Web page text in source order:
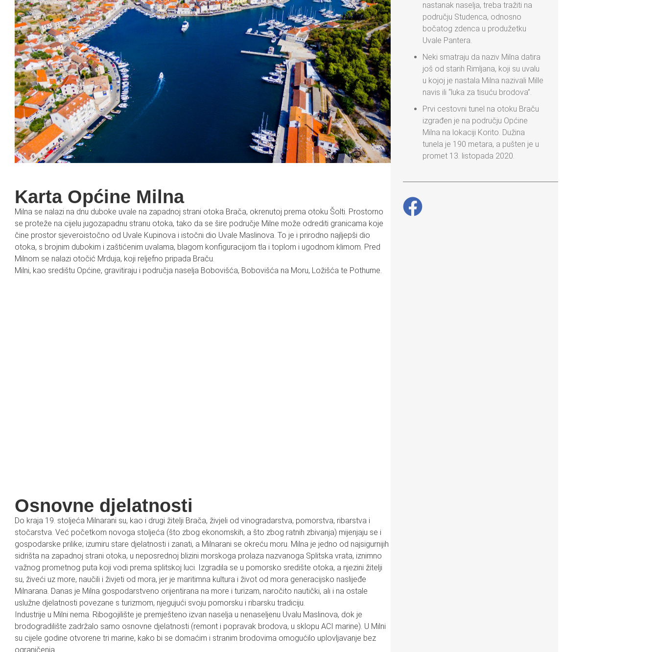
Karta Općine Milna
Milna se nalazi na dnu duboke uvale na zapadnoj strani otoka Brača, okrenutoj prema otoku Šolti. Prostorno
se proteže na cijelu jugozapadnu stranu otoka, tako da se šire područje Milne može odrediti granicama koje
čine prostor sjeveroistočno od Uvale Kupinova i istočni dio Uvale Maslinova. To je i prirodno najljepši dio
otoka, s brojnim dubokim i zaštićenim uvalama, blagom konfiguracijom tla i toplom i ugodnom klimom. Pred
Milnom se nalazi otočić Mrduja, koji reljefno pripada Braču.
Milni, kao središtu Općine, gravitiraju i područja naselja Bobovišća, Bobovišća na Moru, Ložišća te Pothume.
Osnovne djelatnosti
Do kraja 19. stoljeća Milnarani su, kao i drugi žitelji Brača, živjeli od vinogradarstva, pomorstva, ribarstva i
stočarstva. Već početkom novoga stoljeća (što zbog ekonomskih, a što zbog ratnih zbivanja) mijenjaju se i
gospodarske prilike; izumiru stare djelatnosti i zanati, a Milnarani se okreću moru. Milna je jedno od najsigurnijih
sidrišta na zapadnoj strani otoka, u neposrednoj blizini morskoga prolaza nazvanoga Splitska vrata, iznimno
važnog prometnog puta koji vodi prema splitskoj luci. Izgradila se u pomorsko središte otoka, a njezini žitelji
su, živeći uz more, naučili i živjeti od mora, jer je maritimna kultura i život od mora generacijsko naslijeđe
Milnarana. Danas je Milna gospodarstveno orijentirana na more i turizam, naročito nautički, ali i na ostale
uslužne djelatnosti povezane s turizmom, njegujući svoju pomorsku i ribarsku tradiciju.
Industrije u Milni nema. Ribogojilište je premješteno izvan naselja u nenaseljenu Uvalu Maslinova, dok je
brodogradilište zadržalo samo osnovne djelatnosti (remont i popravak brodova, u sklopu ACI marine). U Milni
su cijele godine otvorene tri marine, kako bi se domaćim i stranim brodovima omogućilo uplovljavanje bez
ograničenja.
nastanak naselja, treba tražiti na
području Studenca, odnosno
bočatog zdenca u produžetku
Uvale Pantera.
Neki smatraju da naziv Milna datira
još od starih Rimljana, koji su uvalu
u kojoj je nastala Milna nazivali Mille
navis ili “luka za tisuću brodova”.
Prvi cestovni tunel na otoku Braču
izgrađen je na području Općine
Milna na lokaciji Korito. Dužina
tunela je 190 metara, a pušten je u
promet 13. listopada 2020.